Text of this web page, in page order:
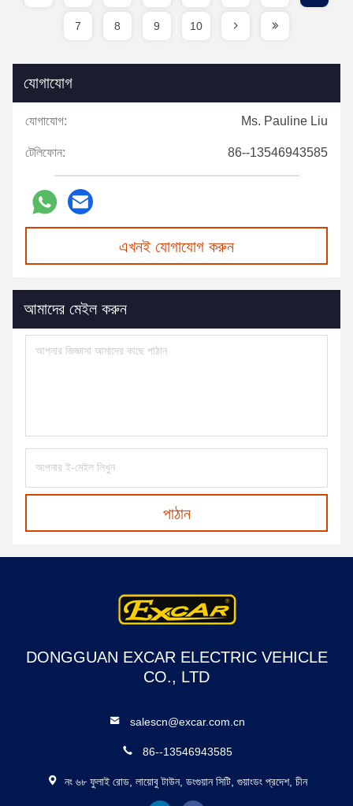
7 8 9 10
যোগাযোগ
যোগাযোগ: Ms. Pauline Liu
টেলিফোন: 86--13546943585
এখনই যোগাযোগ করুন
আমাদের মেইল করুন
পাঠান
DONGGUAN EXCAR ELECTRIC VEHICLE
CO., LTD
salescn@excar.com.cn
86--13546943585
নং ৬৮ ফুলাই রোড, লায়োবু টাউন, ডংগুয়ান সিটি, গুয়াংডং প্রদেশ, চীন